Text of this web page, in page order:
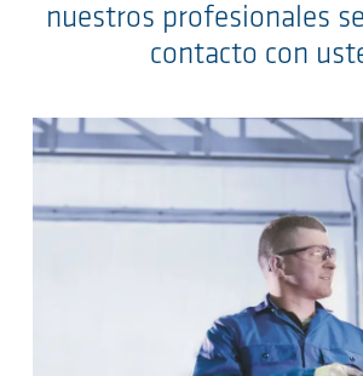
nuestros profesionales
contacto con